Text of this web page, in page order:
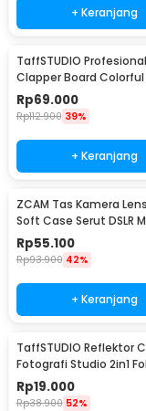
+ Keranjang
TaffSTUDIO Profesional
Clapper Board Colorful
TS-3EL
Rp69.000
Rp112.900 39%
+ Keranjang
ZCAM Tas Kamera
Soft Case Serut DSLR
4 PCS - ZC121
Rp55.100
Rp93.900 42%
+ Keranjang
TaffSTUDIO Reflektor
Fotografi Studio 2in1
60cm - YE-R110
Rp19.000
Rp38.900 52%